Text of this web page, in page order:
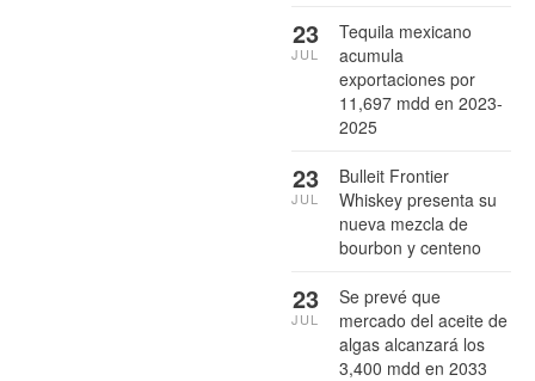
Tequila mexicano
acumula
exportaciones por
11,697 mdd en 2023-
2025
23
JUL
Bulleit Frontier
Whiskey presenta su
nueva mezcla de
bourbon y centeno
23
JUL
Se prevé que
mercado del aceite de
algas alcanzará los
3,400 mdd en 2033
23
JUL